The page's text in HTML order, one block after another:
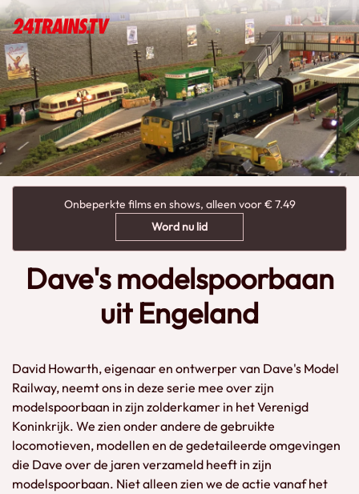
Onbeperkte films en shows, alleen voor € 7.49
Word nu lid
Dave's modelspoorbaan
uit Engeland
David Howarth, eigenaar en ontwerper van Dave's Model
Railway, neemt ons in deze serie mee over zijn
modelspoorbaan in zijn zolderkamer in het Verenigd
Koninkrijk. We zien onder andere de gebruikte
locomotieven, modellen en de gedetaileerde omgevingen
die Dave over de jaren verzameld heeft in zijn
modelspoorbaan. Niet alleen zien we de actie vanaf het